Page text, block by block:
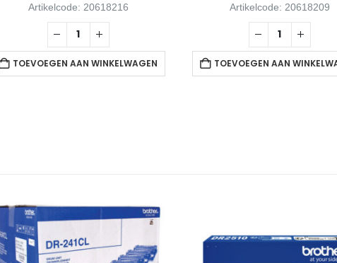
Artikelcode: 20618216
TOEVOEGEN AAN WINKELWAGEN
Artikelcode: 20618209
TOEVOEGEN AAN